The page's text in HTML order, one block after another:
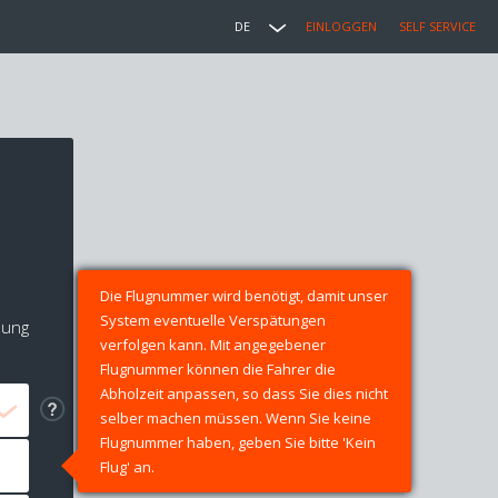
DE EINLOGGEN SELF SERVICE
Die Flugnummer wird benötigt, damit unser
System eventuelle Verspätungen
verfolgen kann. Mit angegebener
Flugnummer können die Fahrer die
Abholzeit anpassen, so dass Sie dies nicht
selber machen müssen. Wenn Sie keine
Flugnummer haben, geben Sie bitte 'Kein
Flug' an.